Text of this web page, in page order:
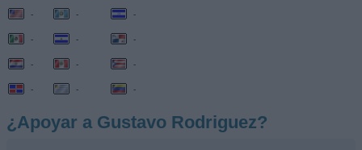
- - -
- - -
- - -
- - -
¿Apoyar a Gustavo Rodriguez?